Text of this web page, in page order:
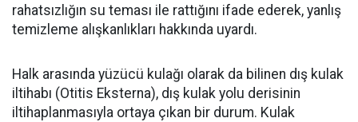
rahatsızlığın su teması ile rattığını ifade ederek, yanlış
temizleme alışkanlıkları hakkında uyardı.
Halk arasında yüzücü kulağı olarak da bilinen dış kulak
iltihabı (Otitis Eksterna), dış kulak yolu derisinin
iltihaplanmasıyla ortaya çıkan bir durum. Kulak